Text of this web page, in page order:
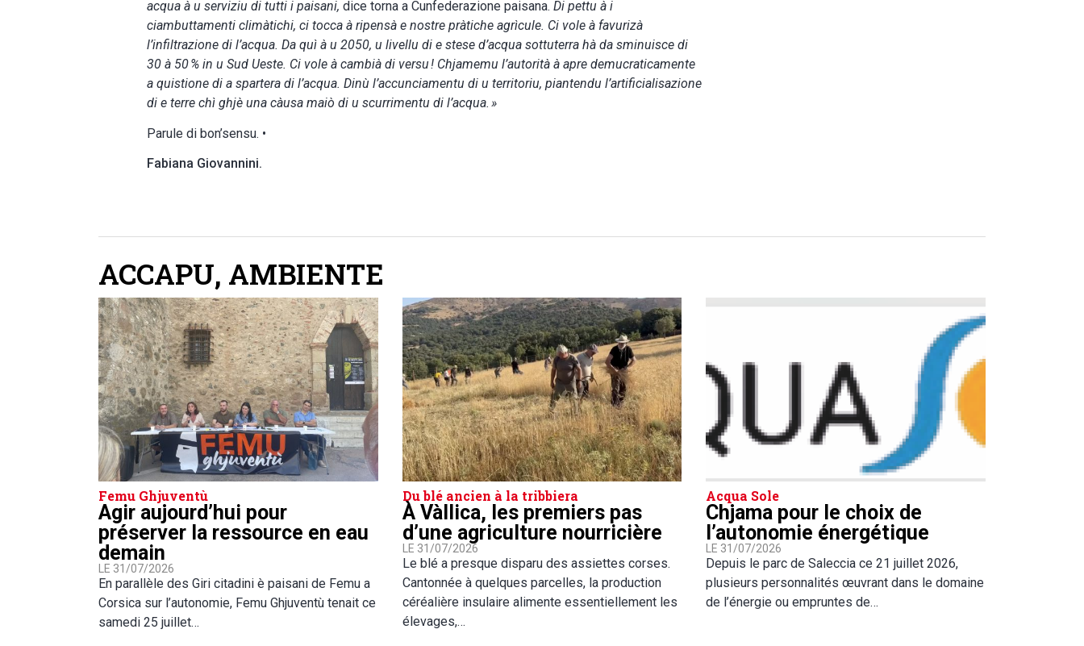
acqua à u serviziu di tutti i paisani, dice torna a Cunfederazione paisana. Di pettu à i
ciambuttamenti climàtichi, ci tocca à ripensà e nostre pràtiche agrìcule. Ci vole à favurizà
l’infiltrazione di l’acqua. Da quì à u 2050, u livellu di e stese d’acqua sottuterra hà da sminuisce di
30 à 50 % in u Sud Ueste. Ci vole à cambià di versu ! Chjamemu l’autorità à apre demucraticamente
a quistione di a spartera di l’acqua. Dinù l’accunciamentu di u territoriu, piantendu l’artificialisazione
di e terre chì ghjè una càusa maiò di u scurrimentu di l’acqua. »
Parule di bon’sensu. •
Fabiana Giovannini.
ACCAPU, AMBIENTE
Femu Ghjuventù
Agir aujourd’hui pour
préserver la ressource en eau
demain
LE 31/07/2026
En parallèle des Giri citadini è paisani de Femu a
Corsica sur l’autonomie, Femu Ghjuventù tenait ce
samedi 25 juillet…
Du blé ancien à la tribbiera
À Vàllica, les premiers pas
d’une agriculture nourricière
LE 31/07/2026
Le blé a presque disparu des assiettes corses.
Cantonnée à quelques parcelles, la production
céréalière insulaire alimente essentiellement les
élevages,…
Acqua Sole
Chjama pour le choix de
l’autonomie énergétique
LE 31/07/2026
Depuis le parc de Saleccia ce 21 juillet 2026,
plusieurs personnalités œuvrant dans le domaine
de l’énergie ou empruntes de…